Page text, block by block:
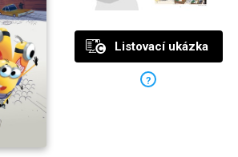
Listovací ukázka
?